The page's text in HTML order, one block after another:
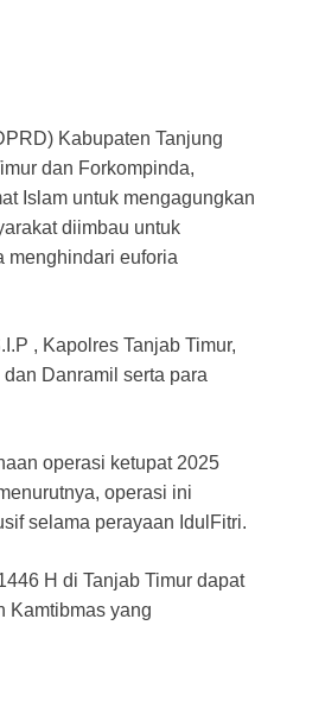
Kabupaten Tanjung
dan Forkompinda,
Islam untuk mengagungkan
diimbau untuk
menghindari euforia
, Kapolres Tanjab Timur,
Danramil serta para
operasi ketupat 2025
operasi ini
selama perayaan IdulFitri.
H di Tanjab Timur dapat
Kamtibmas yang